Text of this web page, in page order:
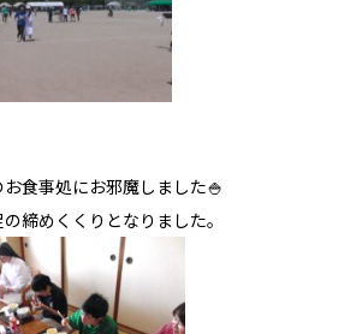
食事処にお邪魔しました🍚
締めくくりとなりました。